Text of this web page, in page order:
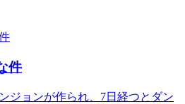
件
ジョンが作られ、7日経つとダン